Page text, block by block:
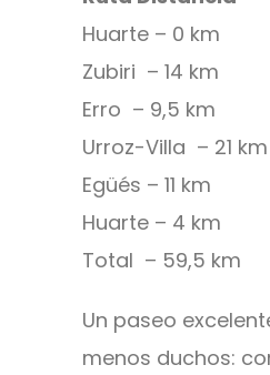
Huarte – 0 km
Zubiri – 14 km
Erro – 9,5 km
Urroz-Villa – 21 km
Egüés – 11 km
Huarte – 4 km
Total – 59,5 km
Un paseo
menos duchos: